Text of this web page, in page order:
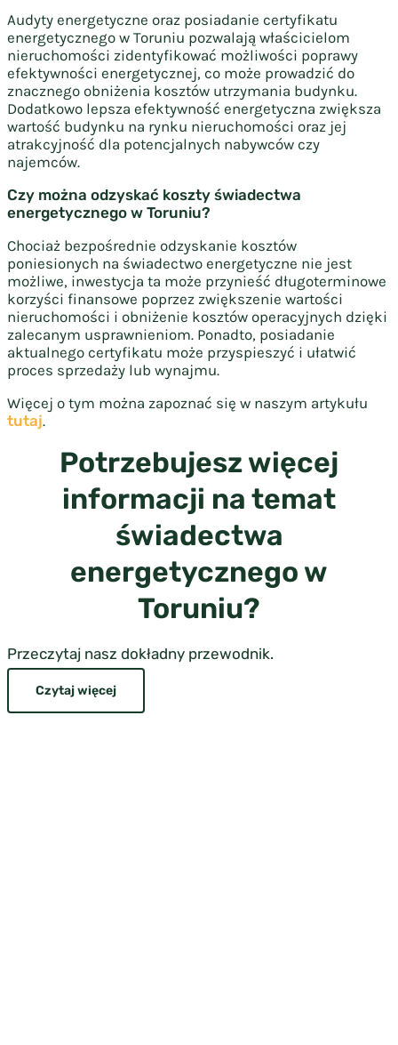
Audyty energetyczne oraz posiadanie certyfikatu
energetycznego w Toruniu pozwalają właścicielom
nieruchomości zidentyfikować możliwości poprawy
efektywności energetycznej, co może prowadzić do
znacznego obniżenia kosztów utrzymania budynku.
Dodatkowo lepsza efektywność energetyczna zwiększa
wartość budynku na rynku nieruchomości oraz jej
atrakcyjność dla potencjalnych nabywców czy
najemców.
Czy można odzyskać koszty świadectwa
energetycznego w Toruniu?
Chociaż bezpośrednie odzyskanie kosztów
poniesionych na świadectwo energetyczne nie jest
możliwe, inwestycja ta może przynieść długoterminowe
korzyści finansowe poprzez zwiększenie wartości
nieruchomości i obniżenie kosztów operacyjnych dzięki
zalecanym usprawnieniom. Ponadto, posiadanie
aktualnego certyfikatu może przyspieszyć i ułatwić
proces sprzedaży lub wynajmu.
Więcej o tym można zapoznać się w naszym artykułu
tutaj.
Potrzebujesz więcej
informacji na temat
świadectwa
energetycznego w
Toruniu?
Przeczytaj nasz dokładny przewodnik.
Czytaj więcej